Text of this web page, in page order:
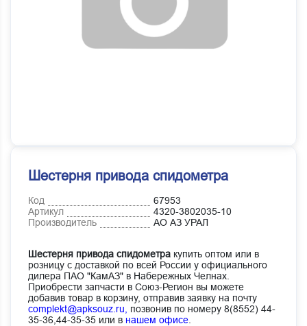
Шестерня привода спидометра
Код
67953
Артикул
4320-3802035-10
Производитель
АО АЗ УРАЛ
Шестерня привода спидометра купить оптом или в
розницу с доставкой по всей России у официального
дилера ПАО "КамАЗ" в Набережных Челнах.
Приобрести запчасти в Союз-Регион вы можете
добавив товар в корзину, отправив заявку на почту
complekt@apksouz.ru,
позвонив по номеру 8(8552) 44-
35-36,44-35-35 или в нашем офисе